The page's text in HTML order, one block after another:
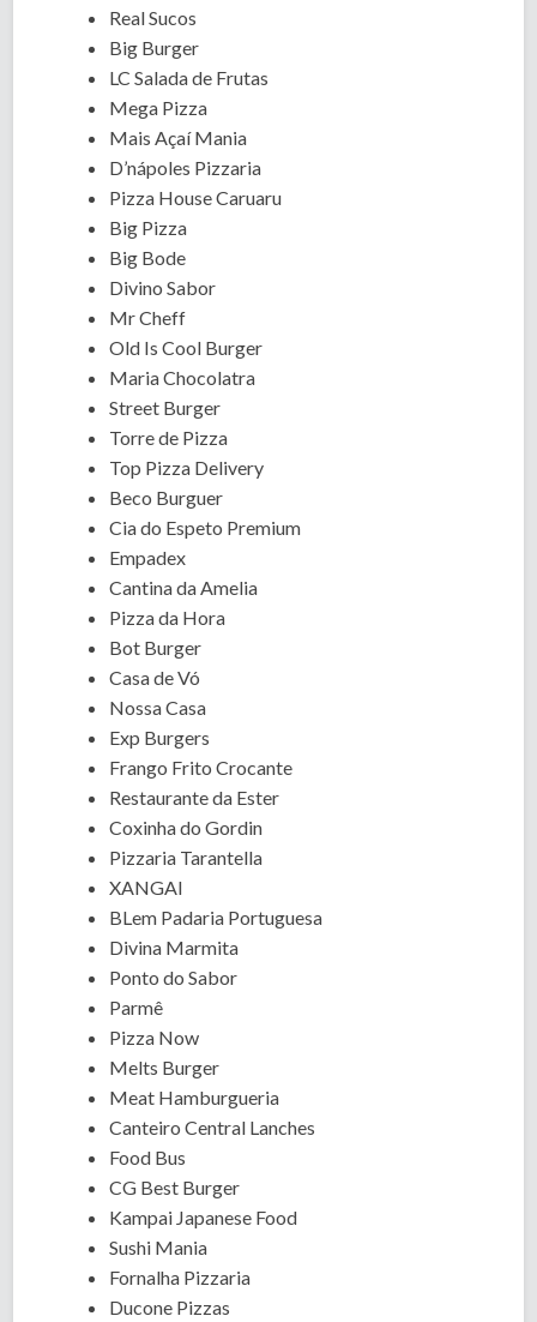
Real Sucos
Big Burger
LC Salada de Frutas
Mega Pizza
Mais Açaí Mania
D’nápoles Pizzaria
Pizza House Caruaru
Big Pizza
Big Bode
Divino Sabor
Mr Cheff
Old Is Cool Burger
Maria Chocolatra
Street Burger
Torre de Pizza
Top Pizza Delivery
Beco Burguer
Cia do Espeto Premium
Empadex
Cantina da Amelia
Pizza da Hora
Bot Burger
Casa de Vó
Nossa Casa
Exp Burgers
Frango Frito Crocante
Restaurante da Ester
Coxinha do Gordin
Pizzaria Tarantella
XANGAI
BLem Padaria Portuguesa
Divina Marmita
Ponto do Sabor
Parmê
Pizza Now
Melts Burger
Meat Hamburgueria
Canteiro Central Lanches
Food Bus
CG Best Burger
Kampai Japanese Food
Sushi Mania
Fornalha Pizzaria
Ducone Pizzas